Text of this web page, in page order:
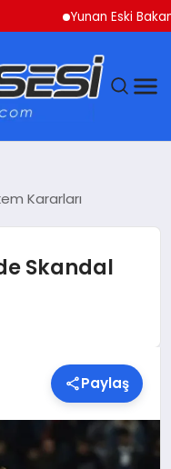
Yunan Eski Bakan
Kararları
Skandal
Paylaş